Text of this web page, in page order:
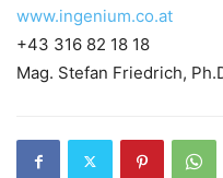
www.ingenium.co.at
+43 316 82 18 18
Mag. Stefan Friedrich,